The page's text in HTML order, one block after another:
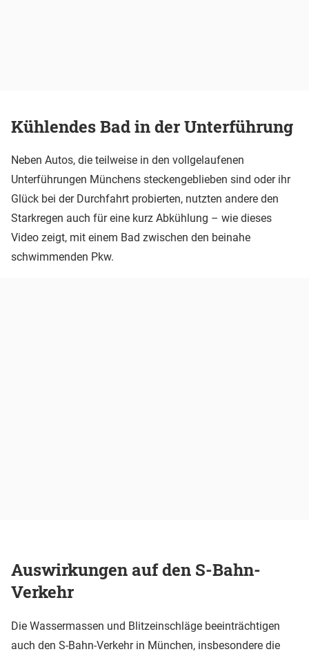
Kühlendes Bad in der Unterführung
Neben Autos, die teilweise in den vollgelaufenen
Unterführungen Münchens steckengeblieben sind oder ihr
Glück bei der Durchfahrt probierten, nutzten andere den
Starkregen auch für eine kurz Abkühlung – wie dieses
Video zeigt, mit einem Bad zwischen den beinahe
schwimmenden Pkw.
Auswirkungen auf den S-Bahn-
Verkehr
Die Wassermassen und Blitzeinschläge beeinträchtigen
auch den S-Bahn-Verkehr in München, insbesondere die